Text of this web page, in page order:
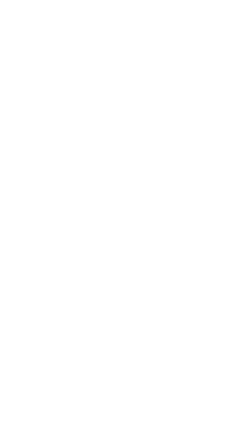
favoritos
favoritos